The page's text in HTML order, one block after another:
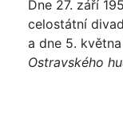
Dne 27. září
celostátní
a dne 5.
Ostravského